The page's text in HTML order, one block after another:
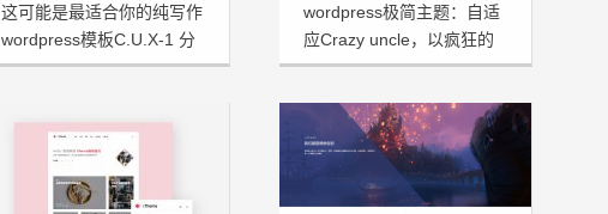
这可能是最适合你的纯写作
wordpress模板C.U.X-1 分
享
wordpress极简主题：自适
应Crazy uncle，以疯狂的
大叔命名！